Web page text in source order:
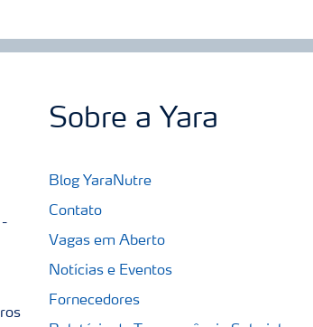
-
Sobre a Yara
Blog YaraNutre
Contato
Vagas em Aberto
Notícias e Eventos
Fornecedores